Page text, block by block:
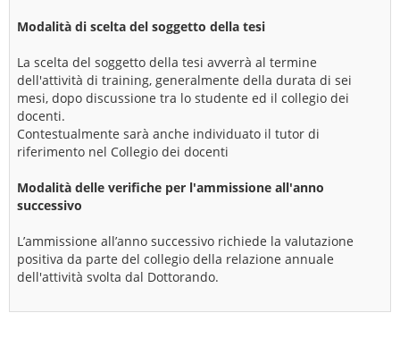
Modalità di scelta del soggetto della tesi
La scelta del soggetto della tesi avverrà al termine
dell'attività di training, generalmente della durata di sei
mesi, dopo discussione tra lo studente ed il collegio dei
docenti.
Contestualmente sarà anche individuato il tutor di
riferimento nel Collegio dei docenti
Modalità delle verifiche per l'ammissione all'anno
successivo
L’ammissione all’anno successivo richiede la valutazione
positiva da parte del collegio della relazione annuale
dell'attività svolta dal Dottorando.